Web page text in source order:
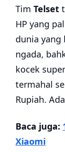
Tim Telset
HP yang
dunia yang
ngada,
kocek
termahal
Rupiah.
Baca juga:
Xiaomi